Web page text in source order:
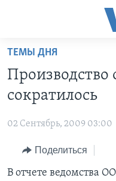
Перейти
основной
контент
Перейти
навигации
Перейти
ПРОГРАММЫ
НОВОСТИ ЗА МИНУТУ
ИТОГИ
ПОЧЕМУ ЭТО ВАЖНО?
ПРОЕКТЫ
УЧИМ АНГЛИЙСКИЙ
НАША АМЕРИКАНСКАЯ
А КАК В АМЕРИКЕ?
ЭКСПЕРТИЗА
ИНТЕРВЬЮ
ФАКТЫ ПРОТИВ
ТЕМЫ ДНЯ
Производство
сократилось
02 Сентябрь, 2009 03:00
Поделиться
В отчете ведомства